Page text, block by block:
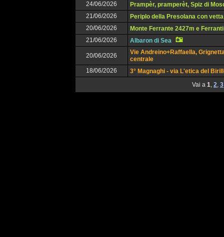
24/06/2026
Prampèr, pramperèt, Spiz di
21/06/2026
Periplo della Presolana con vetta
20/06/2026
Monte Ferrante 2427m e
21/06/2026
Albaron di Sea
20/06/2026
Vie Andreino+Raffaella,
centrale
18/06/2026
3° Magnaghi - via L'etica del
Vai a 1, 2, 3